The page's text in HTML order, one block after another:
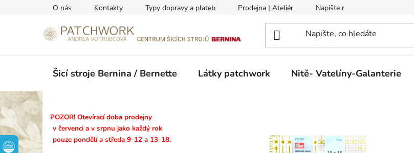
O nás Kontakty Typy dopravy a plateb Prodejna | Ateliér Napište nám
Šicí stroje Bernina / Bernette Látky patchwork Nitě- Vatelíny-Galanterie
P
o
s
POZOR! Otevírací doba prodejny
v červenci a v srpnu jako každý rok
pouze pondělí a středa 9-12 a 13-18.